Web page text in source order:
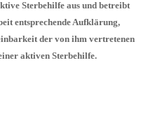
Sterbehilfe aus und betreibt
entsprechende Aufklärung,
der von ihm vertretenen
aktiven Sterbehilfe.